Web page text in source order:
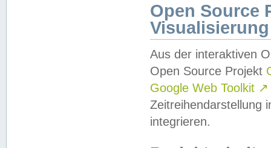
Open Source
Visualisierung
Aus der interaktiven
Open Source Projekt
Google Web Toolkit ↗
Zeitreihendarstellung
integrieren.